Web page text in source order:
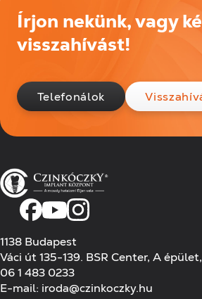
Tovább olvasom
Írjon nekünk, vagy
visszahívást!
Telefonálok
1138 Budapest
Váci út 135-139. BSR Center, A
06 1 483 0233
E-mail: iroda@czinkoczky.hu